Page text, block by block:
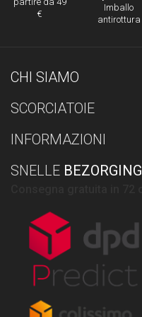
€
Imballo
antirottura
CHI SIAMO
SCORCIATOIE
INFORMAZIONI
SNELLE BEZORGING